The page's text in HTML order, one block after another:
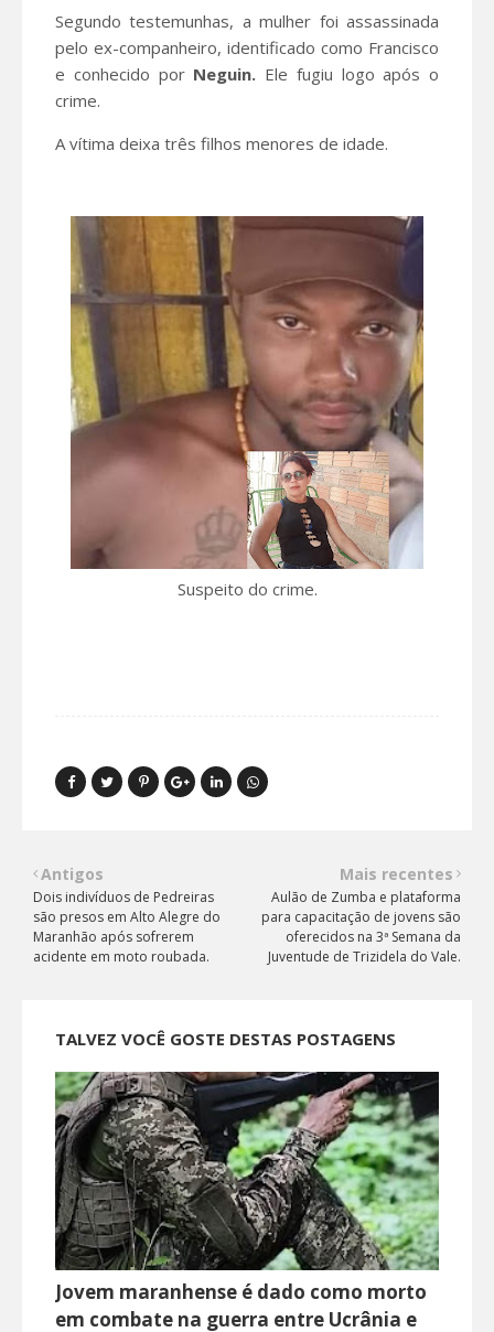
Segundo testemunhas, a mulher foi assassinada
pelo ex-companheiro, identificado como Francisco
e conhecido por Neguin. Ele fugiu logo após o
crime.
A vítima deixa três filhos menores de idade.
Suspeito do crime.
Mais recentes
Aulão de Zumba e plataforma
para capacitação de jovens são
oferecidos na 3ª Semana da
Juventude de Trizidela do Vale.
Antigos
Dois indivíduos de Pedreiras
são presos em Alto Alegre do
Maranhão após sofrerem
acidente em moto roubada.
TALVEZ VOCÊ GOSTE DESTAS POSTAGENS
Jovem maranhense é dado como morto
em combate na guerra entre Ucrânia e